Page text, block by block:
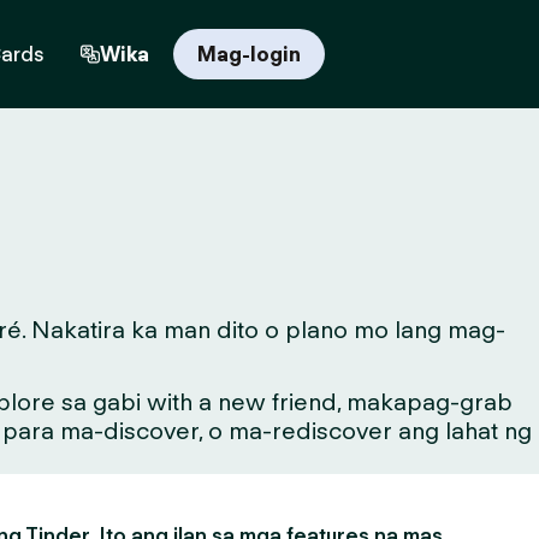
Wika Mag-login
Nakatira ka man dito o plano mo lang mag-
sa gabi with a new friend, makapag-grab
ma-discover, o ma-rediscover ang lahat ng